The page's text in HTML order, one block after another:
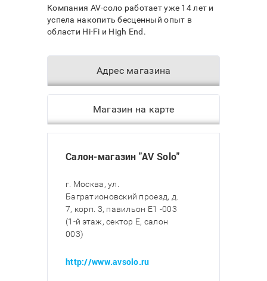
Компания AV-соло работает уже 14 лет и
успела накопить бесценный опыт в
области Hi-Fi и High End.
Адрес магазина
Магазин на карте
Салон-магазин "AV Solo"
г. Москва, ул.
Багратионовский проезд, д.
7, корп. 3, павильон E1 -003
(1-й этаж, сектор E, салон
003)
http://www.avsolo.ru